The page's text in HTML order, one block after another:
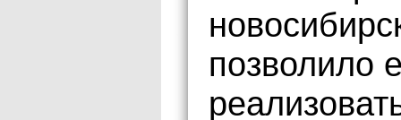
позволило